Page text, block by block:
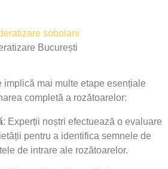
București
implică mai multe etape esențiale
completă a rozătoarelor:
: Experții noștri efectuează o evaluare
pentru a identifica semnele de
de intrare ale rozătoarelor.